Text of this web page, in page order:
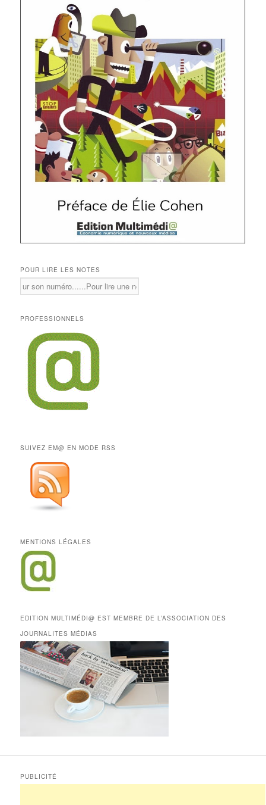
POUR LIRE LES NOTES
PROFESSIONNELS
SUIVEZ EM@ EN MODE RSS
MENTIONS LÉGALES
EDITION MULTIMÉDI@ EST MEMBRE DE L’ASSOCIATION DES
JOURNALITES MÉDIAS
PUBLICITÉ